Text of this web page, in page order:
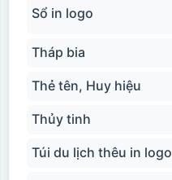
Sổ in logo
Tháp bia
Thẻ tên, Huy hiệu
Thủy tinh
Túi du lịch thêu in logo